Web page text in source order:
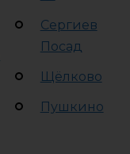
Сергиев
Посад
Щёлково
Пушкино